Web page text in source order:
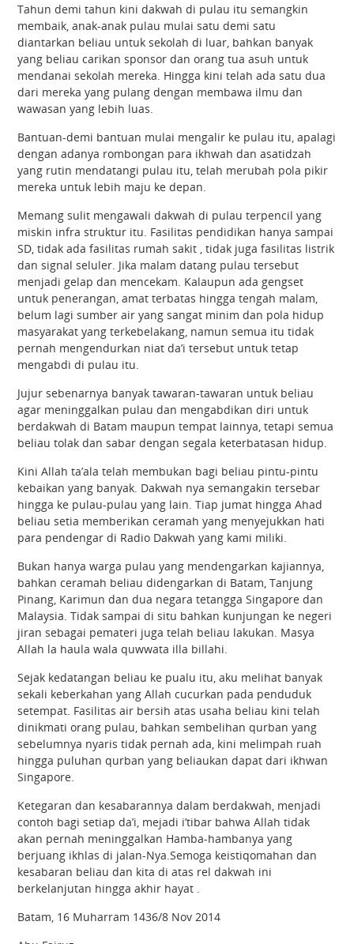
Tahun demi tahun kini dakwah di pulau itu semangkin
membaik, anak-anak pulau mulai satu demi satu
diantarkan beliau untuk sekolah di luar, bahkan banyak
yang beliau carikan sponsor dan orang tua asuh untuk
mendanai sekolah mereka. Hingga kini telah ada satu dua
dari mereka yang pulang dengan membawa ilmu dan
wawasan yang lebih luas.
Bantuan-demi bantuan mulai mengalir ke pulau itu, apalagi
dengan adanya rombongan para ikhwah dan asatidzah
yang rutin mendatangi pulau itu, telah merubah pola pikir
mereka untuk lebih maju ke depan.
Memang sulit mengawali dakwah di pulau terpencil yang
miskin infra struktur itu. Fasilitas pendidikan hanya sampai
SD, tidak ada fasilitas rumah sakit , tidak juga fasilitas listrik
dan signal seluler. Jika malam datang pulau tersebut
menjadi gelap dan mencekam. Kalaupun ada gengset
untuk penerangan, amat terbatas hingga tengah malam,
belum lagi sumber air yang sangat minim dan pola hidup
masyarakat yang terkebelakang, namun semua itu tidak
pernah mengendurkan niat da’i tersebut untuk tetap
mengabdi di pulau itu.
Jujur sebenarnya banyak tawaran-tawaran untuk beliau
agar meninggalkan pulau dan mengabdikan diri untuk
berdakwah di Batam maupun tempat lainnya, tetapi semua
beliau tolak dan sabar dengan segala keterbatasan hidup.
Kini Allah ta’ala telah membukan bagi beliau pintu-pintu
kebaikan yang banyak. Dakwah nya semangakin tersebar
hingga ke pulau-pulau yang lain. Tiap jumat hingga Ahad
beliau setia memberikan ceramah yang menyejukkan hati
para pendengar di Radio Dakwah yang kami miliki.
Bukan hanya warga pulau yang mendengarkan kajiannya,
bahkan ceramah beliau didengarkan di Batam, Tanjung
Pinang, Karimun dan dua negara tetangga Singapore dan
Malaysia. Tidak sampai di situ bahkan kunjungan ke negeri
jiran sebagai pemateri juga telah beliau lakukan. Masya
Allah la haula wala quwwata illa billahi.
Sejak kedatangan beliau ke pualu itu, aku melihat banyak
sekali keberkahan yang Allah cucurkan pada penduduk
setempat. Fasilitas air bersih atas usaha beliau kini telah
dinikmati orang pulau, bahkan sembelihan qurban yang
sebelumnya nyaris tidak pernah ada, kini melimpah ruah
hingga puluhan qurban yang beliaukan dapat dari ikhwan
Singapore.
Ketegaran dan kesabarannya dalam berdakwah, menjadi
contoh bagi setiap da’i, mejadi i’tibar bahwa Allah tidak
akan pernah meninggalkan Hamba-hambanya yang
berjuang ikhlas di jalan-Nya.Semoga keistiqomahan dan
kesabaran beliau dan kita di atas rel dakwah ini
berkelanjutan hingga akhir hayat .
Batam, 16 Muharram 1436/8 Nov 2014